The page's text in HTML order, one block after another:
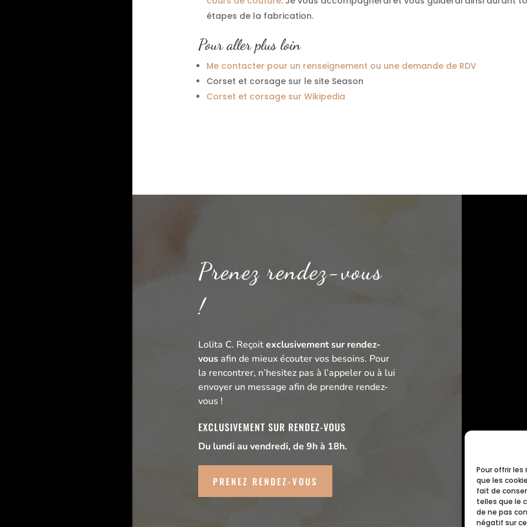
Pour offrir
que les
fait de
telles que le
de ne pas
négatif sur
étapes de la fabrication.
Pour aller plus loin
Me contacter pour un renseignement ou une demande de RDV
Corset et corsage sur le site Season
Corset et corsage sur Wikipedia
Prenez rendez-vous
!
Lolita C. Reçoitexclusivement sur rendez-
vousafin de mieux écouter vos besoins. Pour
la rencontrer, n’hesitez pas à l’appeler ou à lui
envoyer un message afin de prendre rendez-
vous !
EXCLUSIVEMENT SUR RENDEZ-VOUS
Du lundi au vendredi, de 9h à 18h.
PRENEZ RENDEZ-VOUS